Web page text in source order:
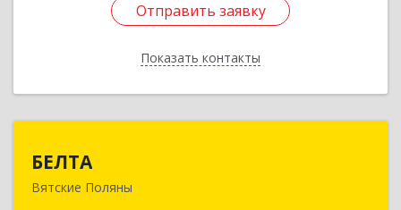
Отправить заявку
Показать контакты
Отправить заявку
Назад
БЕЛТА
Вятские Поляны
612960, Кировская обл, Вятские Поляны г,